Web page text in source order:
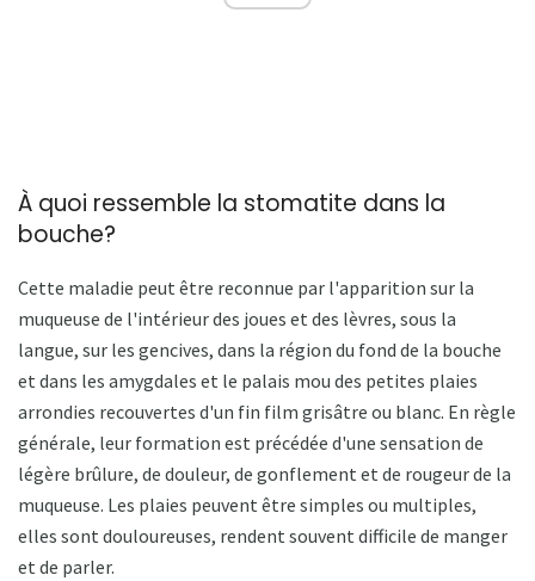
À quoi ressemble la stomatite dans la
bouche?
Cette maladie peut être reconnue par l'apparition sur la
muqueuse de l'intérieur des joues et des lèvres, sous la
langue, sur les gencives, dans la région du fond de la bouche
et dans les amygdales et le palais mou des petites plaies
arrondies recouvertes d'un fin film grisâtre ou blanc. En règle
générale, leur formation est précédée d'une sensation de
légère brûlure, de douleur, de gonflement et de rougeur de la
muqueuse. Les plaies peuvent être simples ou multiples,
elles sont douloureuses, rendent souvent difficile de manger
et de parler.